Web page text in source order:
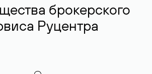
брокерского
Руцентра